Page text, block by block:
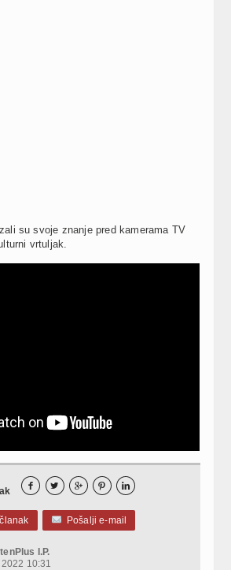
su svoje znanje pred kamerama TV
vrtuljak.
    
Pošalji e-mail
I.P.
10:31